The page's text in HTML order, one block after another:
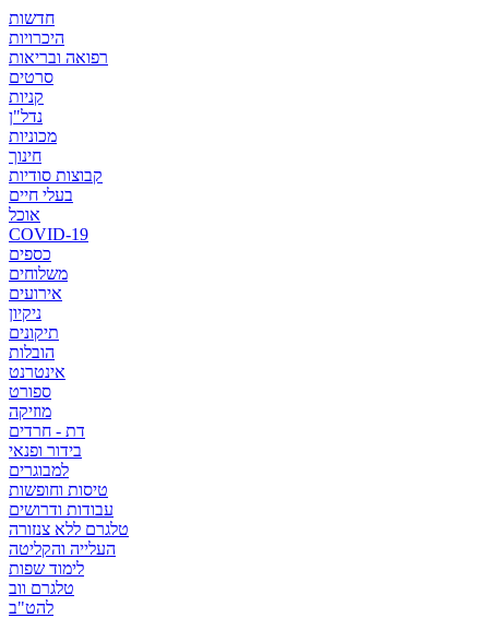
חדשות
היכרויות
רפואה ובריאות
סרטים
קניות
נדל"ן
מכוניות
חינוך
קבוצות סודיות
בעלי חיים
אוכל
COVID-19
כספים
משלוחים
אירועים
ניקיון
תיקונים
הובלות
אינטרנט
ספורט
מוזיקה
דת - חרדים
בידור ופנאי
למבוגרים
טיסות וחופשות
עבודות ודרושים
טלגרם ללא צנזורה
העלייה והקליטה
לימוד שפות
טלגרם ווב
להט"ב